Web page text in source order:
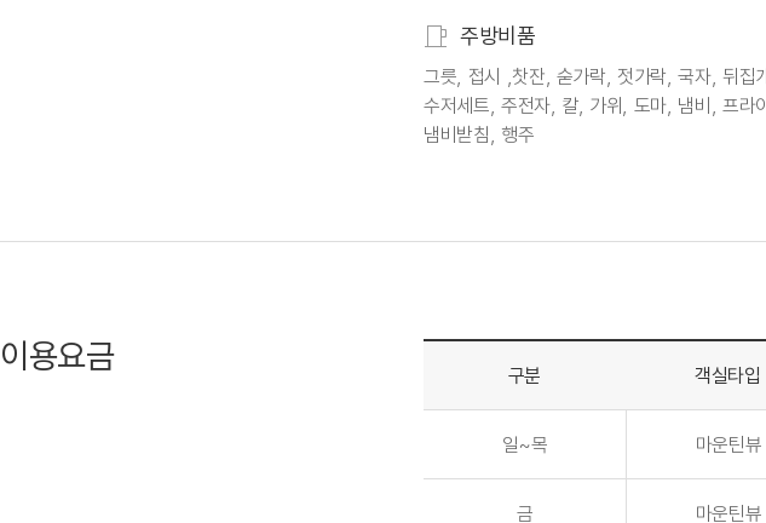
주방비품
그릇, 접시 ,찻잔, 숟가락, 젓가락, 국자, 뒤집
수저세트, 주전자, 칼, 가위, 도마, 냄비, 프라
냄비받침, 행주
이용요금 구분 객실타입
일~목 마운틴뷰
금 마운틴뷰